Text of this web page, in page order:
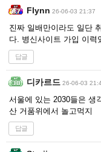
Flynn 26-06-03 21:37
진짜 일배만이라도 일단
다. 병신사이트 가입 이력
답글
디카르드 26-06-03
서울에 있는 2030들은 생
산 거품위에서 놀고먹지
답글